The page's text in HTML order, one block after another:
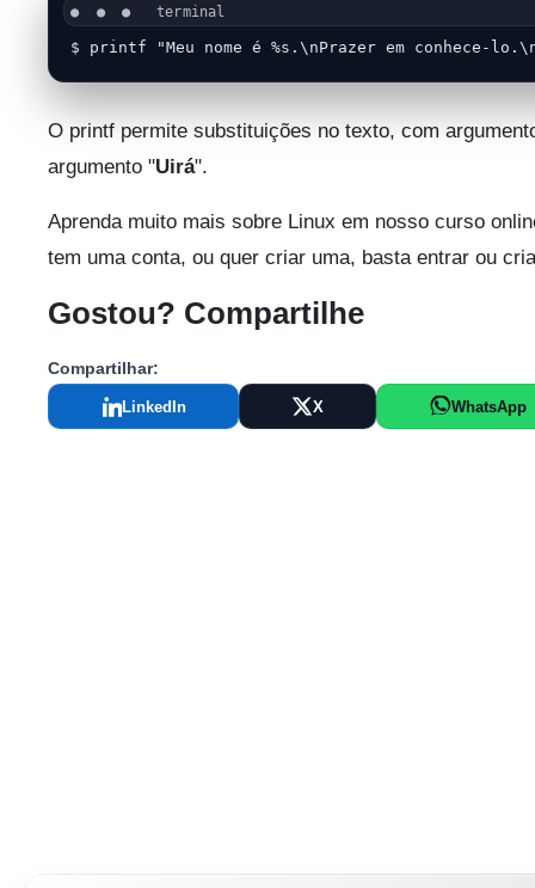
$ printf "Meu nome é %s.\nPrazer em conhece-
O printf permite substituições no texto, com
argumento "Uirá".
Aprenda muito mais sobre Linux em nosso curso
tem uma conta, ou quer criar uma, basta entrar ou
Gostou? Compartilhe
Compartilhar:
LinkedIn X WhatsApp